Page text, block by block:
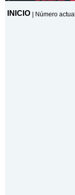
INICIO Número actual